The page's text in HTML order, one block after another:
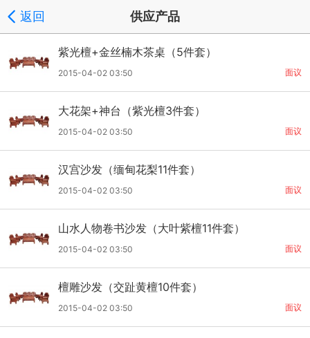
返回 供应产品
紫光檀+金丝楠木茶桌（5件套）
面议
2015-04-02 03:50
大花架+神台（紫光檀3件套）
面议
2015-04-02 03:50
汉宫沙发（缅甸花梨11件套）
面议
2015-04-02 03:50
山水人物卷书沙发（大叶紫檀11件套）
面议
2015-04-02 03:50
檀雕沙发（交趾黄檀10件套）
面议
2015-04-02 03:50